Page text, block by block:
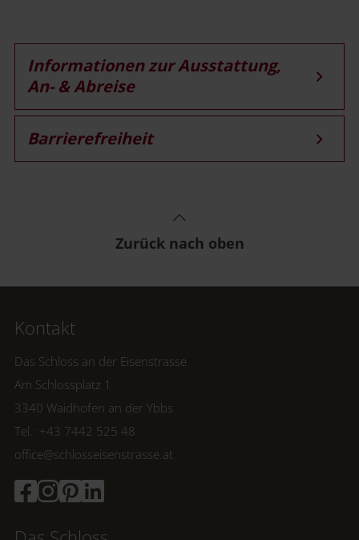
Informationen zur Ausstattung,
An- & Abreise
zahlreiche
Barrierefreiheit
Es gibt einen Behindertenparkplatz vor dem
auch ohne Stufen erreichbar ist
Wir haben ein Zimmer mit Badewanne mit Halterung
und Notruf und einem Haltegriff am WC
Alle Seminarräume sind barrierefrei
Mehrere öffentliche Toiletten sind barrierefrei
Assistenzhunde/Blindenführhunde sind bei uns
Zurück nach oben
Kontakt
Das Schloss an der Eisenstrasse
Am Schlossplatz 1
3340 Waidhofen an der Ybbs
Tel.: +43 7442 525 48
office@schlosseisenstrasse.at